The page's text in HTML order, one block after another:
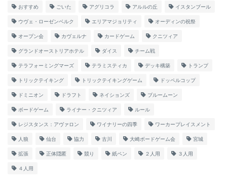
おすすめ ごいた アグリコラ アルルの丘 イスタンブール
ウヴェ・ローゼンベルク エリアマジョリティ オーディンの祝祭
オープン会 カヴェルナ カードゲーム クニツィア
グランドオーストリアホテル ダイス チーム戦
テラフォーミングマーズ テラミスティカ デッキ構築 トランプ
トリックテイキング トリックテイキングゲーム ドッペルコップ
ドミニオン ドラフト ネイションズ ブルームーン
ボードゲーム ライナー・クニツィア ルール
レジスタンス：アヴァロン ワイナリーの四季 ワーカープレイスメント
人狼 仙台 協力 古川 大崎ボードゲーム会 宮城
拡張 正体隠匿 競り 紙ペン ２人用 ３人用
４人用